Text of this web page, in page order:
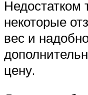
Недостатком
некоторые
вес и
цену.